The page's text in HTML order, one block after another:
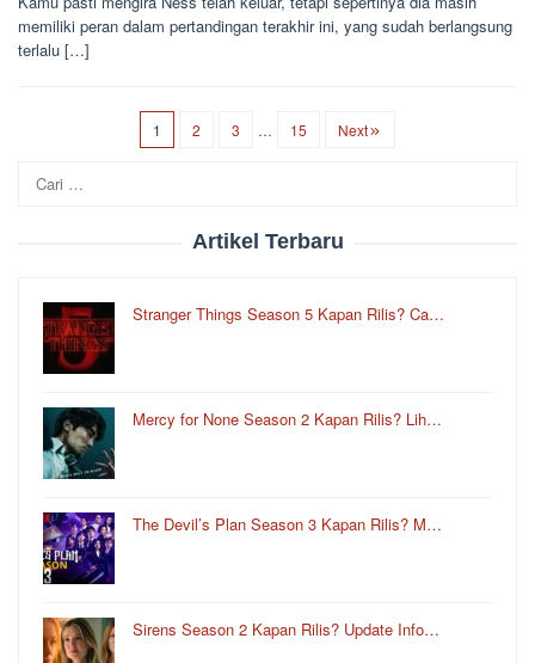
memiliki peran dalam pertandingan terakhir ini, yang sudah berlangsung
terlalu […]
1 2 3 … 15 Next
untuk:
Artikel Terbaru
Stranger Things Season 5 Kapan Rilis? Ca…
Mercy for None Season 2 Kapan Rilis? Lih…
The Devil’s Plan Season 3 Kapan Rilis? M…
Sirens Season 2 Kapan Rilis? Update Info…